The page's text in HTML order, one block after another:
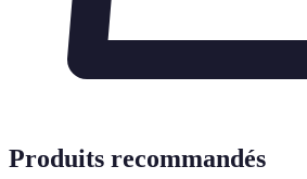
Produits recommandés